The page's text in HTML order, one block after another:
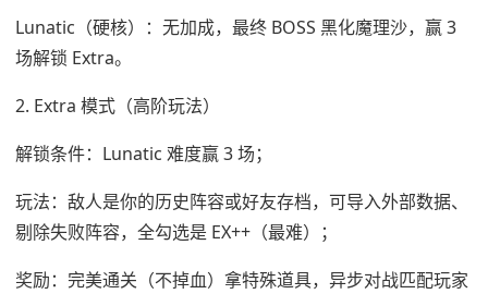
Lunatic（硬核）：无加成，最终 BOSS 黑化魔理沙，赢 3
场解锁 Extra。
2. Extra 模式（高阶玩法）
解锁条件：Lunatic 难度赢 3 场；
玩法：敌人是你的历史阵容或好友存档，可导入外部数据、
剔除失败阵容，全勾选是 EX++（最难）；
奖励：完美通关（不掉血）拿特殊道具，异步对战匹配玩家